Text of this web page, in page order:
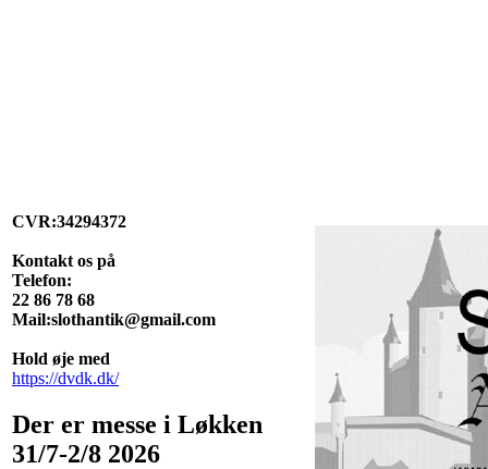
CVR:34294372
Kontakt os på
Telefon:
22 86 78 68
Mail:slothantik@gmail.com
Hold øje med
https://dvdk.dk/
Der er messe i Løkken
31/7-2/8 2026